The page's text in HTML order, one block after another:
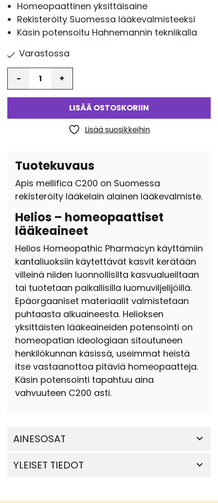
Homeopaattinen yksittäisaine
Rekisteröity Suomessa lääkevalmisteeksi
Käsin potensoitu Hahnemannin tekniikalla
Varastossa
LISÄÄ OSTOSKORIIN
Lisää suosikkeihin
Tuotekuvaus
Apis mellifica C200 on Suomessa
rekisteröity lääkelain alainen lääkevalmiste.
Helios – homeopaattiset
lääkeaineet
Helios Homeopathic Pharmacyn käyttämiin
kantaliuoksiin käytettävät kasvit kerätään
villeinä niiden luonnollisilta kasvualueiltaan
tai tuotetaan paikallisilla luomuviljelijöillä.
Epäorgaaniset materiaalit valmistetaan
puhtaasta alkuaineesta. Helioksen
yksittäisten lääkeaineiden potensointi on
homeopatian ideologiaan sitoutuneen
henkilökunnan käsissä, useimmat heistä
itse vastaanottoa pitäviä homeopaatteja.
Käsin potensointi tapahtuu aina
vahvuuteen C200 asti.
AINESOSAT
YLEISET TIEDOT